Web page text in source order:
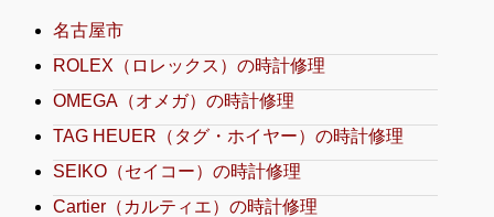
名古屋市
ROLEX（ロレックス）の時計修理
OMEGA（オメガ）の時計修理
TAG HEUER（タグ・ホイヤー）の時計修理
SEIKO（セイコー）の時計修理
Cartier（カルティエ）の時計修理